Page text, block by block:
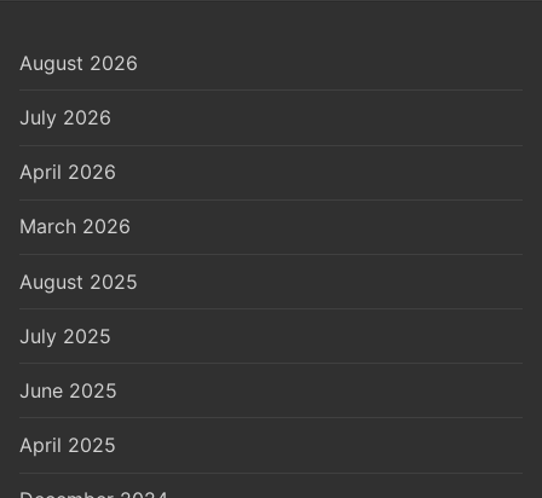
August 2026
July 2026
April 2026
March 2026
August 2025
July 2025
June 2025
April 2025